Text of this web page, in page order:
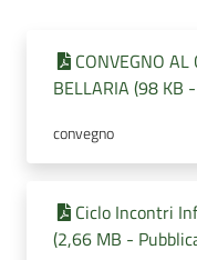
CONVEGNO AL
BELLARIA (98
convegno
Ciclo Incontri
(2,66 MB -